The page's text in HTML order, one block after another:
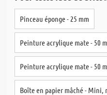
Pinceau éponge - 25 mm
Peinture acrylique mate - 50
Peinture acrylique mate - 50
Boîte en papier mâché - Mini,